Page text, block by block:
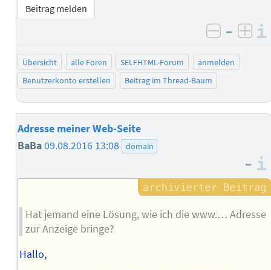
Beitrag melden
negativ
–
Übersicht alle Foren SELFHTML-Forum
anmelden
Benutzerkonto erstellen
Beitrag im Thread-Baum
Adresse meiner Web-Seite
BaBa09.08.2016 13:08 domain
–
Hat jemand eine Lösung, wie ich die www.… Adresse
zur Anzeige bringe?
Hallo,